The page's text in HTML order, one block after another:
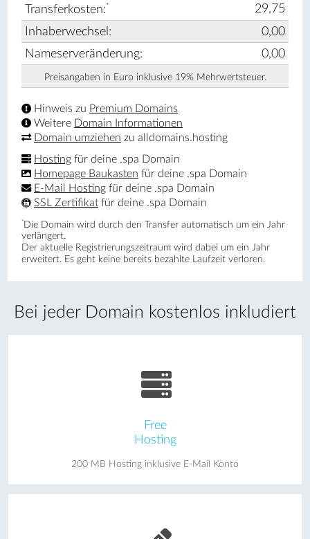
Bei jeder Domain kostenlos inkludiert
Free
Hosting
200 MB Hosting inklusive E-Mail Konto
Transferkosten:*
29,75
Inhaberwechsel:
0,00
Nameserveränderung:
0,00
Preisangaben in Euro inklusive 19% Mehrwertsteuer.
Hinweis zu Premium Domains
Weitere Domain Informationen
Domain umziehen zu alldomains.hosting
Hosting für deine .spa Domain
Homepage Baukasten für deine .spa Domain
E-Mail Hosting für deine .spa Domain
SSL Zertifikat für deine .spa Domain
* Die Domain wird durch den Transfer automatisch um ein Jahr
verlängert.
Der aktuelle Registrierungs­zeitraum wird dabei um ein Jahr
erweitert. Es geht keine bereits bezahlte Laufzeit verloren.